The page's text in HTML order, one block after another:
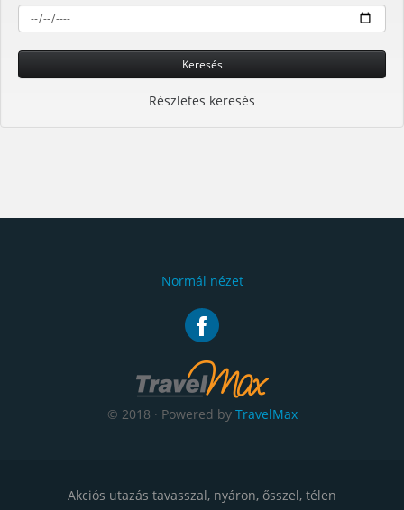
Keresés
Részletes keresés
Normál nézet
© 2018 · Powered by TravelMax
Akciós utazás tavasszal, nyáron, ősszel, télen